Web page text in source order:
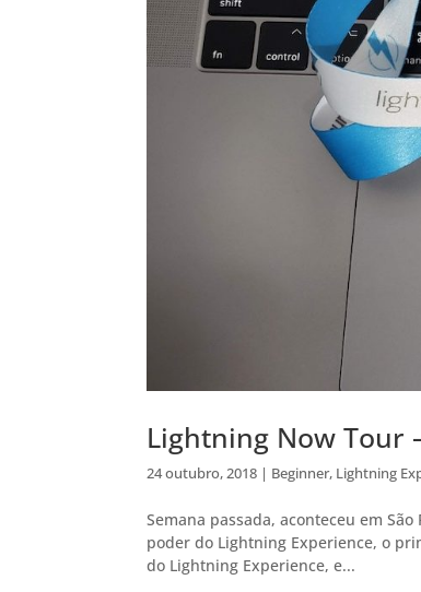
Lightning Now Tour
24 outubro, 2018 | Beginner, Lightning
Semana passada, aconteceu em
poder do Lightning Experience, o
do Lightning Experience, e...